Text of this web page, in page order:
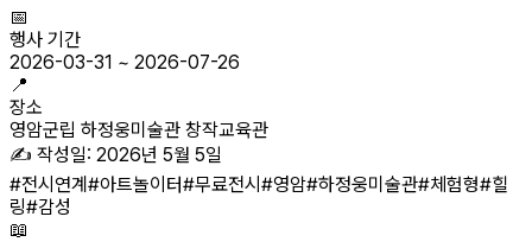
📅
행사 기간
2026-03-31 ~ 2026-07-26
📍
장소
영암군립 하정웅미술관 창작교육관
✍️ 작성일: 2026년 5월 5일
#전시연계#아트놀이터#무료전시 #영암#하정웅미술관#체험형#힐
링#감성
📖